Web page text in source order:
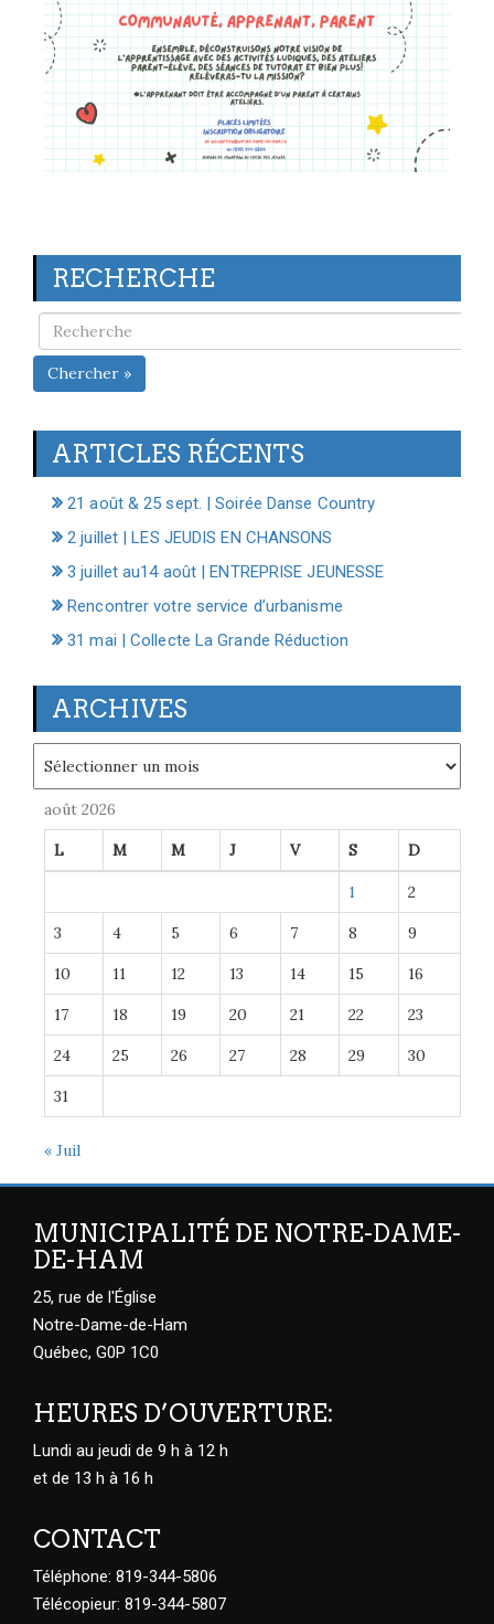
RECHERCHE
Chercher »
ARTICLES RÉCENTS
21 août & 25 sept. | Soirée Danse Country
2 juillet | LES JEUDIS EN CHANSONS
3 juillet au14 août | ENTREPRISE JEUNESSE
Rencontrer votre service d’urbanisme
31 mai | Collecte La Grande Réduction
ARCHIVES
août 2026
L M M J V S D
1 2
3 4 5 6 7 8 9
10 11 12 13 14 15 16
17 18 19 20 21 22 23
24 25 26 27 28 29 30
31
« Juil
MUNICIPALITÉ DE NOTRE-DAME-
DE-HAM
25, rue de l'Église
Notre-Dame-de-Ham
Québec, G0P 1C0
HEURES D’OUVERTURE:
Lundi au jeudi de 9 h à 12 h
et de 13 h à 16 h
CONTACT
Téléphone: 819-344-5806
Télécopieur: 819-344-5807